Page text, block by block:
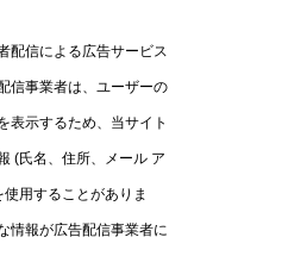
配信による広告サービス
信事業者は、ユーザーの
表示するため、当サイト
(氏名、住所、メール ア
用することがありま
情報が広告配信事業者に